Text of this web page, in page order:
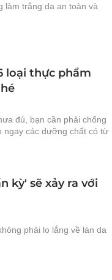
làm trắng da an toàn và
loại thực phẩm
đủ, bạn cần phải chống
ngay các dưỡng chất có từ
kỳ' sẽ xảy ra với
phải lo lắng về làn da